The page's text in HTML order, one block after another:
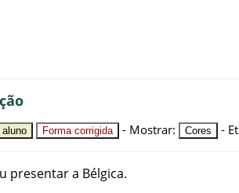
aluno Forma corrigida - Mostrar: Cores -
presentara Bélgica.